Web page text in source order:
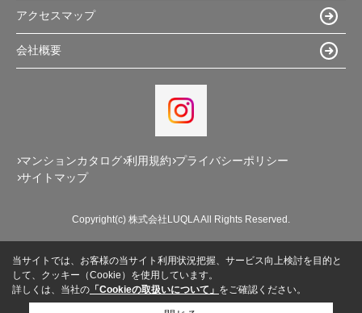
アクセスマップ
会社概要
マンションカタログ 利用規約 プライバシーポリシー
サイトマップ
Copyright(c) 株式会社LUQLA All Rights Reserved.
当サイトでは、お客様の当サイト利用状況把握、サービス向上検討を目的と
して、クッキー（Cookie）を使用しています。
詳しくは、当社の 「Cookieの取扱いについて」 をご確認ください。